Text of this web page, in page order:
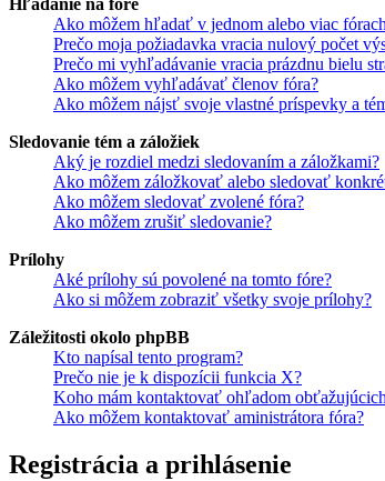
Hľadanie na fóre
Ako môžem hľadať v jednom alebo viac
Prečo moja požiadavka vracia nulový počet
Prečo mi vyhľadávanie vracia prázdnu bielu
Ako môžem vyhľadávať členov fóra?
Ako môžem nájsť svoje vlastné príspevky a
Sledovanie tém a záložiek
Aký je rozdiel medzi sledovaním a záložkami?
Ako môžem záložkovať alebo sledovať
Ako môžem sledovať zvolené fóra?
Ako môžem zrušiť sledovanie?
Prílohy
Aké prílohy sú povolené na tomto fóre?
Ako si môžem zobraziť všetky svoje prílohy?
Záležitosti okolo phpBB
Kto napísal tento program?
Prečo nie je k dispozícii funkcia X?
Koho mám kontaktovať ohľadom
Ako môžem kontaktovať aministrátora fóra?
Registrácia a prihlásenie